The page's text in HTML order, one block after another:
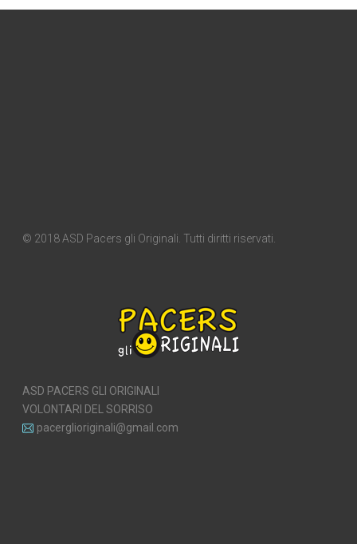
© 2018 ASD Pacers gli Originali. Tutti diritti riservati.
ASD PACERS GLI ORIGINALI
VOLONTARI DEL SORRISO
pacerglioriginali@gmail.com